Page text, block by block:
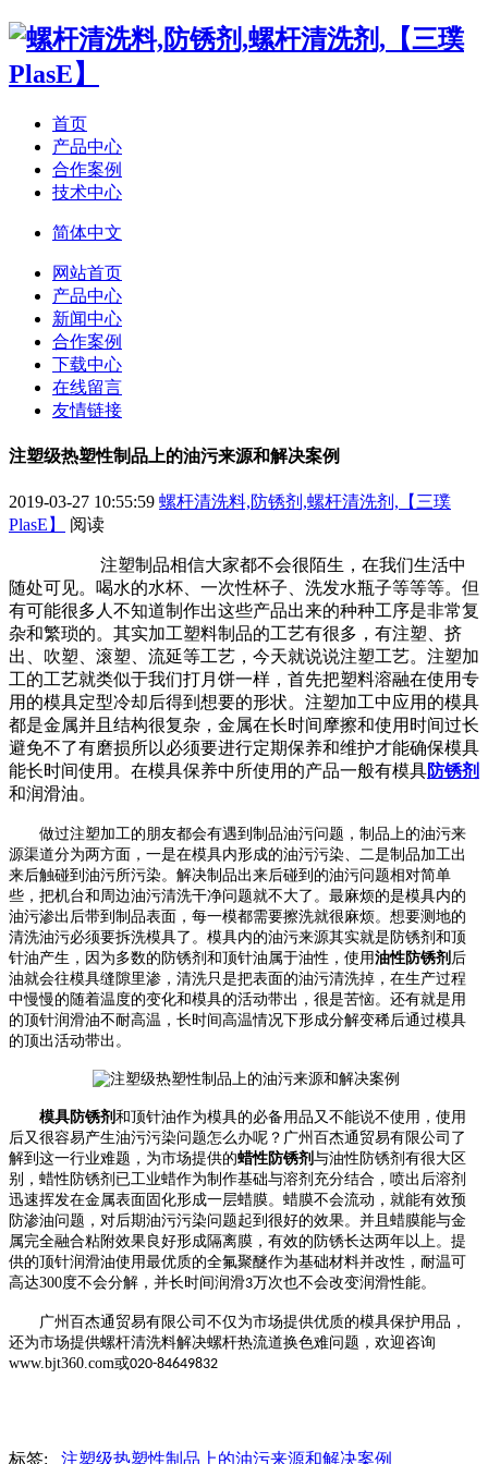
首页
产品中心
合作案例
技术中心
简体中文
网站首页
产品中心
新闻中心
合作案例
下载中心
在线留言
友情链接
注塑级热塑性制品上的油污来源和解决案例
2019-03-27 10:55:59 螺杆清洗料,防锈剂,螺杆清洗剂,【三璞
PlasE】
阅读
注塑制品相信大家都不会很陌生，在我们生活中
随处可见。喝水的水杯、一次性杯子、洗发水瓶子等等等。但
有可能很多人不知道制作出这些产品出来的种种工序是非常复
杂和繁琐的。其实加工塑料制品的工艺有很多，有注塑、挤
出、吹塑、滚塑、流延等工艺，今天就说说注塑工艺。注塑加
工的工艺就类似于我们打月饼一样，首先把塑料溶融在使用专
用的模具定型冷却后得到想要的形状。注塑加工中应用的模具
都是金属并且结构很复杂，金属在长时间摩擦和使用时间过长
避免不了有磨损所以必须要进行定期保养和维护才能确保模具
能长时间使用。在模具保养中所使用的产品一般有模具防锈剂
和润滑油。
做过注塑加工的朋友都会有遇到制品油污问题，制品上的油污来
源渠道分为两方面，一是在模具内形成的油污污染、二是制品加工出
来后触碰到油污所污染。解决制品出来后碰到的油污问题相对简单
些，把机台和周边油污清洗干净问题就不大了。最麻烦的是模具内的
油污渗出后带到制品表面，每一模都需要擦洗就很麻烦。想要测地的
清洗油污必须要拆洗模具了。模具内的油污来源其实就是防锈剂和顶
针油产生，因为多数的防锈剂和顶针油属于油性，使用油性防锈剂 后
油就会往模具缝隙里渗，清洗只是把表面的油污清洗掉，在生产过程
中慢慢的随着温度的变化和模具的活动带出，很是苦恼。还有就是用
的顶针润滑油不耐高温，长时间高温情况下形成分解变稀后通过模具
的顶出活动带出。
模具防锈剂 和顶针油作为模具的必备用品又不能说不使用，使用
后又很容易产生油污污染问题怎么办呢？广州百杰通贸易有限公司了
解到这一行业难题，为市场提供的蜡性防锈剂 与油性防锈剂有很大区
别，蜡性防锈剂已工业蜡作为制作基础与溶剂充分结合，喷出后溶剂
迅速挥发在金属表面固化形成一层蜡膜。蜡膜不会流动，就能有效预
防渗油问题，对后期油污污染问题起到很好的效果。并且蜡膜能与金
属完全融合粘附效果良好形成隔离膜，有效的防锈长达两年以上。提
供的顶针润滑油使用最优质的全氟聚醚作为基础材料并改性，耐温可
高达300度不会分解，并长时间润滑3万次也不会改变润滑性能。
广州百杰通贸易有限公司不仅为市场提供优质的模具保护用品，
还为市场提供螺杆清洗料解决螺杆热流道换色难问题，欢迎咨询
www.bjt360.com或020-84649832
标签: 注塑级热塑性制品上的油污来源和解决案例